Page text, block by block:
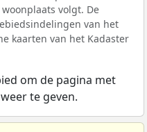
volgt. De
van het
kaarten van het Kadaster
om de pagina met
te geven.